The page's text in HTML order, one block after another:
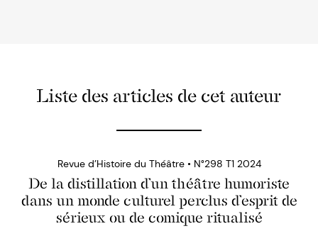
Liste des articles de cet auteur
Revue d’Histoire du Théâtre • N°298 T1 2024
De la distillation d’un théâtre humoriste
dans un monde culturel perclus d’esprit de
sérieux ou de comique ritualisé